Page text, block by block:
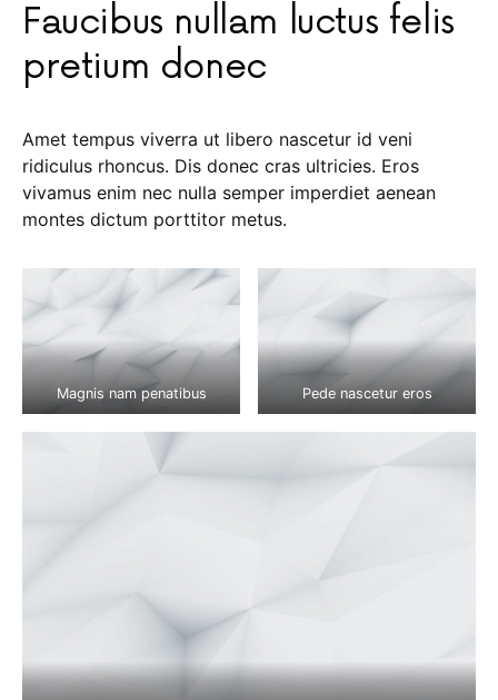
Faucibus nullam luctus felis
pretium donec
Amet tempus viverra ut libero nascetur id veni
ridiculus rhoncus. Dis donec cras ultricies. Eros
vivamus enim nec nulla semper imperdiet aenean
montes dictum porttitor metus.
Magnis nam penatibus Pede nascetur eros